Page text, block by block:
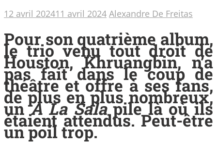
12 avril 202411 avril 2024 Alexandre De Freitas
Pour son quatrième album,
le trio venu tout droit de
Houston, Khruangbin, n’a
pas fait dans le coup de
théâtre et offre à ses fans,
de plus en plus nombreux,
unA La Salapile là où ils
étaient attendus. Peut-être
un poil trop.